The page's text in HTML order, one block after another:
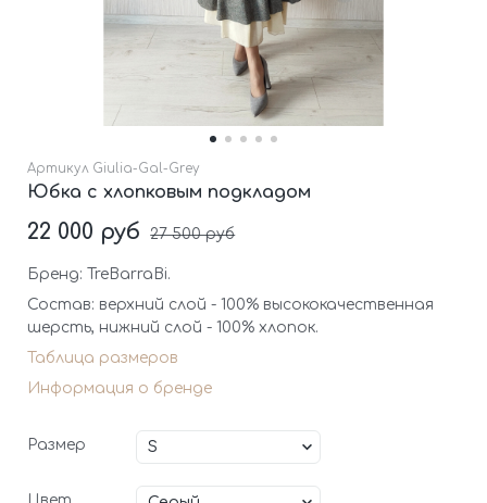
Артикул Giulia-Gal-Grey
Юбка с хлопковым подкладом
22 000 руб 27 500 руб
Бренд: TreBarraBi.
Состав: верхний слой - 100% высококачественная
шерсть, нижний слой - 100% хлопок.
Таблица размеров
Информация о бренде
Размер